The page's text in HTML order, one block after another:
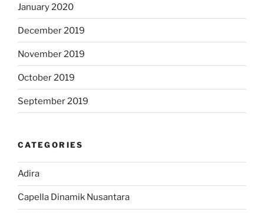
January 2020
December 2019
November 2019
October 2019
September 2019
CATEGORIES
Adira
Capella Dinamik Nusantara